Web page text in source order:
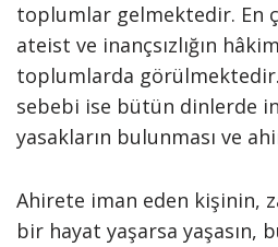
toplumlar gelmektedir. En
ateist ve inançsızlığın
toplumlarda
sebebi ise bütün dinlerde
yasakların bulunması ve
Ahirete iman eden kişinin,
bir hayat yaşarsa yaşasın,